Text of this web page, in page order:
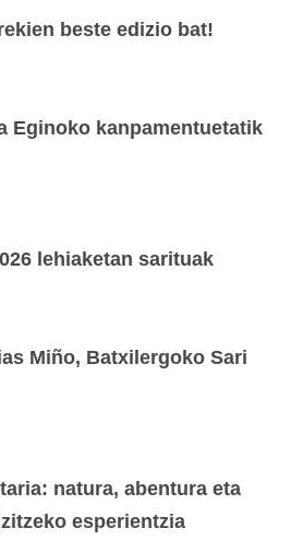
beste edizio bat!
Eginoko kanpamentuetatik
lehiaketan sarituak
Miño, Batxilergoko Sari
natura, abentura eta
esperientzia